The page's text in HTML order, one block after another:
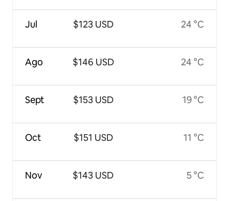
Jul
Ago
Sept
Oct
Nov
$123 USD
$146 USD
$153 USD
$151 USD
$143 USD
24 °C
24 °C
19 °C
11 °C
5 °C